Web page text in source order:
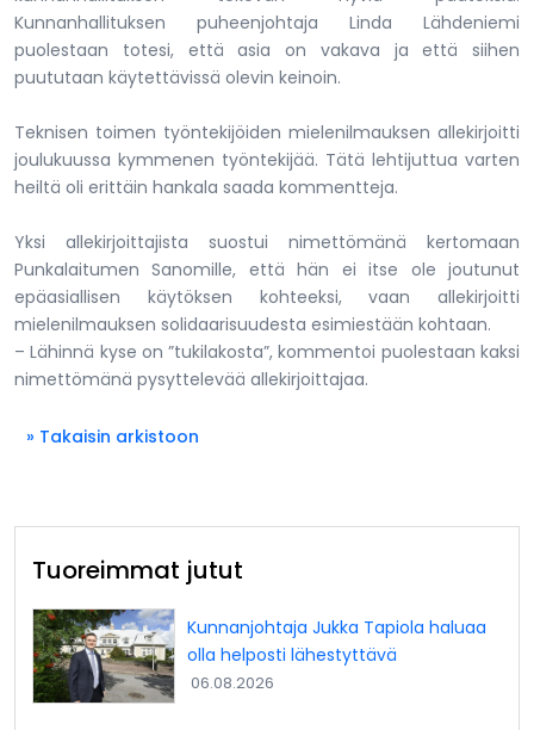
Kunnanhallituksen puheenjohtaja Linda Lähdeniemi
puolestaan totesi, että asia on vakava ja että siihen
puututaan käytettävissä olevin keinoin.
Teknisen toimen työntekijöiden mielenilmauksen allekirjoitti
joulukuussa kymmenen työntekijää. Tätä lehtijuttua varten
heiltä oli erittäin hankala saada kommentteja.
Yksi allekirjoittajista suostui nimettömänä kertomaan
Punkalaitumen Sanomille, että hän ei itse ole joutunut
epäasiallisen käytöksen kohteeksi, vaan allekirjoitti
mielenilmauksen solidaarisuudesta esimiestään kohtaan.
– Lähinnä kyse on ”tukilakosta”, kommentoi puolestaan kaksi
nimettömänä pysyttelevää allekirjoittajaa.
» Takaisin arkistoon
Tuoreimmat jutut
Kunnanjohtaja Jukka Tapiola haluaa
olla helposti lähestyttävä
06.08.2026